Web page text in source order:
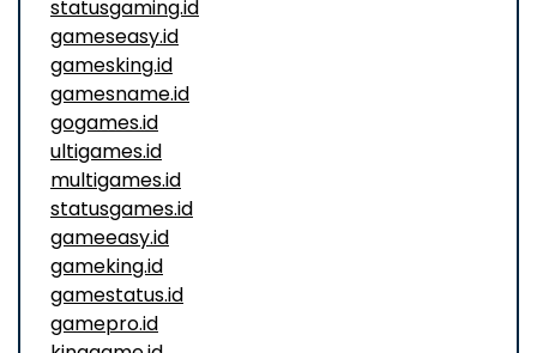
statusgaming.id
gameseasy.id
gamesking.id
gamesname.id
gogames.id
ultigames.id
multigames.id
statusgames.id
gameeasy.id
gameking.id
gamestatus.id
gamepro.id